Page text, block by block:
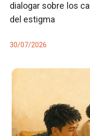
dialogar sobre los
del estigma
30/07/2026